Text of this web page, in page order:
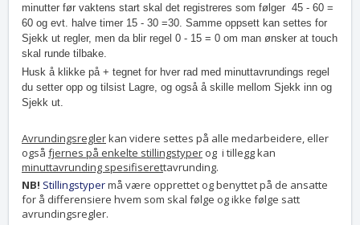
minutter før vaktens start skal det registreres som følger 45 - 60 =
60 og evt. halve timer 15 - 30 =30. Samme oppsett kan settes for
Sjekk ut regler, men da blir regel 0 - 15 = 0 om man ønsker at touch
skal runde tilbake.
Husk å klikke på + tegnet for hver rad med minuttavrundings regel
du setter opp og tilsist Lagre, og også å skille mellom Sjekk inn og
Sjekk ut.
Avrundingsreglerkan videre settes på alle medarbeidere, eller
også fjernes på enkelte stillingstyper og i tillegg kan
minuttavrunding spesifiserettavrunding.
NB! Stillingstypermå være opprettet og benyttet på de ansatte
for å differensiere hvem som skal følge og ikke følge satt
avrundingsregler.